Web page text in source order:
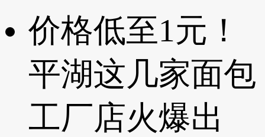
价格低至1元！
平湖这几家面包
工厂店火爆出